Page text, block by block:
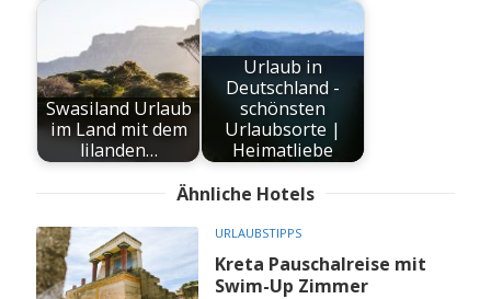
Swasiland Urlaub
im Land mit dem
lilanden…
Urlaub in
Deutschland -
schönsten
Urlaubsorte |
Heimatliebe
Ähnliche Hotels
URLAUBSTIPPS
Kreta Pauschalreise mit
Swim-Up Zimmer